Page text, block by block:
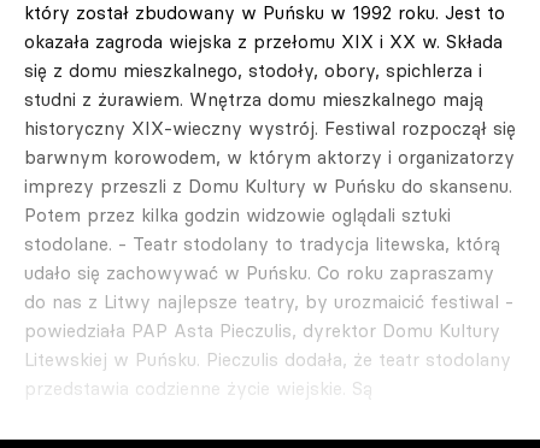
który został zbudowany w Puńsku w 1992 roku. Jest to
okazała zagroda wiejska z przełomu XIX i XX w. Składa
się z domu mieszkalnego, stodoły, obory, spichlerza i
studni z żurawiem. Wnętrza domu mieszkalnego mają
historyczny XIX-wieczny wystrój. Festiwal rozpoczął się
barwnym korowodem, w którym aktorzy i organizatorzy
imprezy przeszli z Domu Kultury w Puńsku do skansenu.
Potem przez kilka godzin widzowie oglądali sztuki
stodolane. - Teatr stodolany to tradycja litewska, którą
udało się zachowywać w Puńsku. Co roku zapraszamy
do nas z Litwy najlepsze teatry, by urozmaicić festiwal -
powiedziała PAP Asta Pieczulis, dyrektor Domu Kultury
Litewskiej w Puńsku. Pieczulis dodała, że teatr stodolany
przedstawia codzienne życie wiejskie. Są